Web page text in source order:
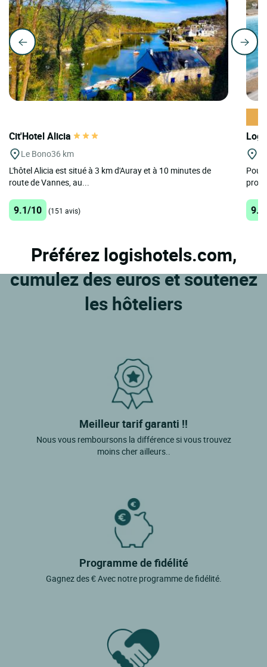
Cit'Hotel Alicia
Le Bono36 km
L'hôtel Alicia est situé à 3 km d'Auray et à 10 minutes de
route de Vannes, au...
9.1/10 (151 avis)
Pour
Préférez logishotels.com,
cumulez des euros et soutenez
les hôteliers
Meilleur tarif garanti !!
Nous vous remboursons la différence si vous trouvez
moins cher ailleurs..
Programme de fidélité
Gagnez des € Avec notre programme de fidélité.